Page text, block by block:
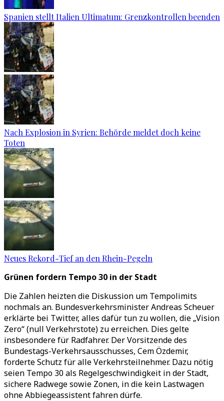
Spanien stellt Italien Ultimatum: Grenzkontrollen beenden
Nach Explosion in Syrien: Behörde meldet doch keine
Toten
Neues Rekord-Tief an den Rhein-Pegeln
Grünen fordern Tempo 30 in der Stadt
Die Zahlen heizten die Diskussion um Tempolimits
nochmals an. Bundesverkehrsminister Andreas Scheuer
erklärte bei Twitter, alles dafür tun zu wollen, die „Vision
Zero“ (null Verkehrstote) zu erreichen. Dies gelte
insbesondere für Radfahrer. Der Vorsitzende des
Bundestags-Verkehrsausschusses, Cem Özdemir,
forderte Schutz für alle Verkehrsteilnehmer. Dazu nötig
seien Tempo 30 als Regelgeschwindigkeit in der Stadt,
sichere Radwege sowie Zonen, in die kein Lastwagen
ohne Abbiegeassistent fahren dürfe.